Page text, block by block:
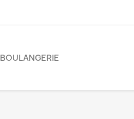
BOULANGERIE